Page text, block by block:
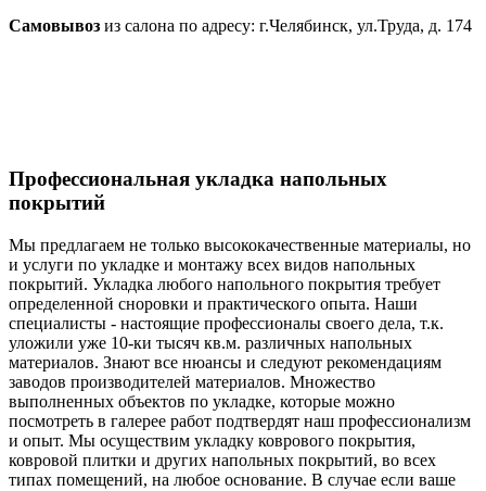
Самовывоз из салона по адресу: г.Челябинск, ул.Труда, д. 174
Профессиональная укладка напольных
покрытий
Мы предлагаем не только высококачественные материалы, но
и услуги по укладке и монтажу всех видов напольных
покрытий. Укладка любого напольного покрытия требует
определенной сноровки и практического опыта. Наши
специалисты - настоящие профессионалы своего дела, т.к.
уложили уже 10-ки тысяч кв.м. различных напольных
материалов. Знают все нюансы и следуют рекомендациям
заводов производителей материалов. Множество
выполненных объектов по укладке, которые можно
посмотреть в галерее работ подтвердят наш профессионализм
и опыт. Мы осуществим укладку коврового покрытия,
ковровой плитки и других напольных покрытий, во всех
типах помещений, на любое основание. В случае если ваше